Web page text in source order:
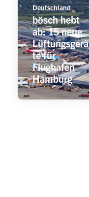
Deutschland
bösch hebt
ab: 15 neue
Lüftungsgerä
te für
Flughafen
Hamburg